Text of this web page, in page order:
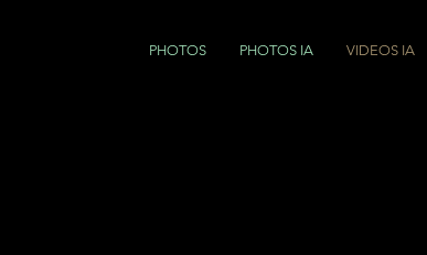
PHOTOS PHOTOS IA VIDEOS IA